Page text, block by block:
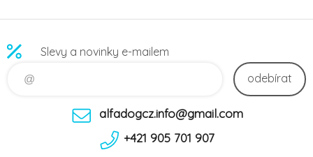
Slevy a novinky e-mailem
odebírat
alfadogcz.info@gmail.com
+421 905 701 907